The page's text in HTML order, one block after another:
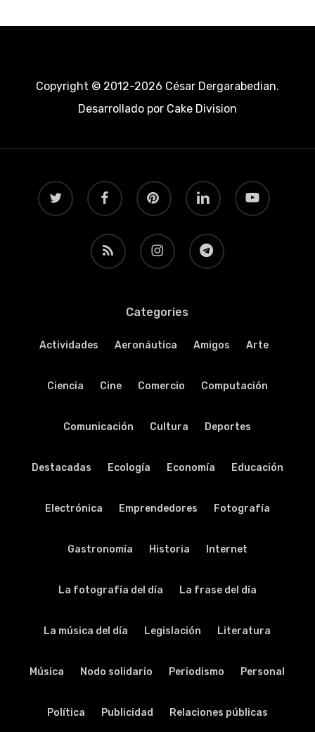
Copyright © 2012-2026 César Dergarabedian.
Desarrollado porCake Division
twitter facebook pinterest linkedin youtube
RSS instagram telegram
Categories
Actividades Aeronáutica Amigos Arte
Ciencia Cine Comercio Computación
Comunicación Cultura Deportes
Destacadas Ecología Economía Educación
Electrónica Emprendedores Fotografía
Gastronomía Historia Internet
La fotografía del día La frase del día
La música del día Legislación Literatura
Música Nodo solidario Periodismo Personal
Política Publicidad Relaciones públicas